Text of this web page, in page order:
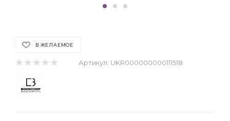
В ЖЕЛАЕМОЕ
Артикул: UKR000000000111518